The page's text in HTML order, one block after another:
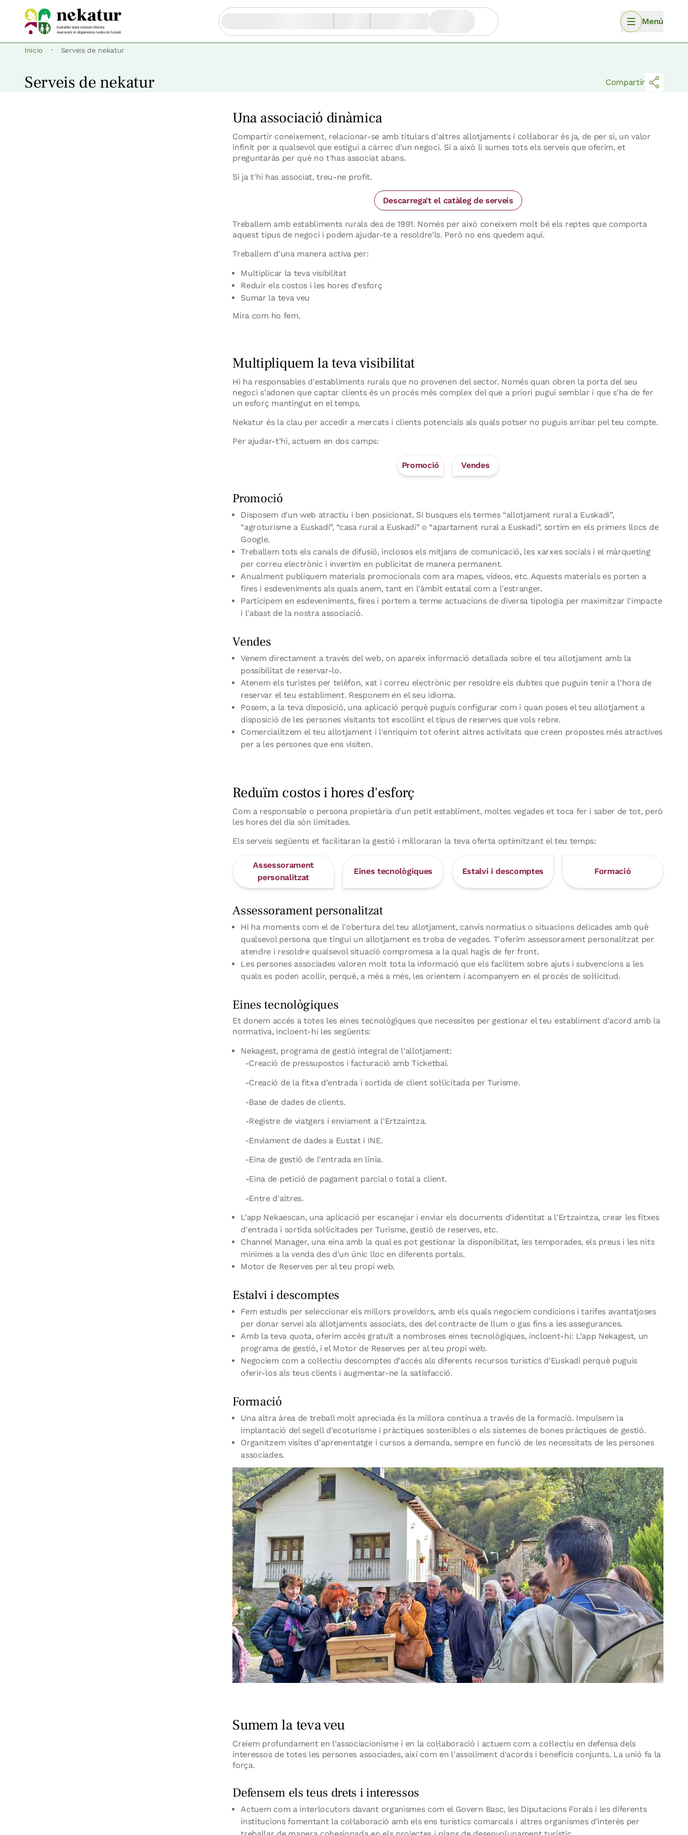
Menú
Inicio · Serveis de nekatur
Serveis de nekatur Compartir
Una associació dinàmica
Compartir coneixement, relacionar-se amb titulars d'altres allotjaments i col·laborar és ja, de per si, un valor
infinit per a qualsevol que estigui a càrrec d'un negoci. Si a això li sumes tots els serveis que oferim, et
preguntaràs per què no t'has associat abans.
Si ja t'hi has associat, treu-ne profit.
Descarrega't el catàleg de serveis
Treballem amb establiments rurals des de 1991. Només per això coneixem molt bé els reptes que comporta
aquest tipus de negoci i podem ajudar-te a resoldre'ls. Però no ens quedem aquí.
Treballem d'una manera activa per:
Multiplicar la teva visibilitat
Reduir els costos i les hores d'esforç
Sumar la teva veu
Mira com ho fem.
Multipliquem la teva visibilitat
Hi ha responsables d'establiments rurals que no provenen del sector. Només quan obren la porta del seu
negoci s'adonen que captar clients és un procés més complex del que a priori pugui semblar i que s'ha de fer
un esforç mantingut en el temps.
Nekatur és la clau per accedir a mercats i clients potencials als quals potser no puguis arribar pel teu compte.
Per ajudar-t'hi, actuem en dos camps:
Promoció Vendes
Promoció
Disposem d'un web atractiu i ben posicionat. Si busques els termes “allotjament rural a Euskadi”,
“agroturisme a Euskadi”, “casa rural a Euskadi” o “apartament rural a Euskadi”, sortim en els primers llocs de
Google.
Treballem tots els canals de difusió, inclosos els mitjans de comunicació, les xarxes socials i el màrqueting
per correu electrònic i invertim en publicitat de manera permanent.
Anualment publiquem materials promocionals com ara mapes, vídeos, etc. Aquests materials es porten a
fires i esdeveniments als quals anem, tant en l'àmbit estatal com a l'estranger.
Participem en esdeveniments, fires i portem a terme actuacions de diversa tipologia per maximitzar l'impacte
i l'abast de la nostra associació.
Vendes
Venem directament a través del web, on apareix informació detallada sobre el teu allotjament amb la
possibilitat de reservar-lo.
Atenem els turistes per telèfon, xat i correu electrònic per resoldre els dubtes que puguin tenir a l'hora de
reservar el teu establiment. Responem en el seu idioma.
Posem, a la teva disposició, una aplicació perquè puguis configurar com i quan poses el teu allotjament a
disposició de les persones visitants tot escollint el tipus de reserves que vols rebre.
Comercialitzem el teu allotjament i l'enriquim tot oferint altres activitats que creen propostes més atractives
per a les persones que ens visiten.
Reduïm costos i hores d'esforç
Com a responsable o persona propietària d'un petit establiment, moltes vegades et toca fer i saber de tot, però
les hores del dia són limitades.
Els serveis següents et facilitaran la gestió i milloraran la teva oferta optimitzant el teu temps:
Assessorament
personalitzat
Eines tecnològiques Estalvi i descomptes Formació
Assessorament personalitzat
Hi ha moments com el de l'obertura del teu allotjament, canvis normatius o situacions delicades amb què
qualsevol persona que tingui un allotjament es troba de vegades. T'oferim assessorament personalitzat per
atendre i resoldre qualsevol situació compromesa a la qual hagis de fer front.
Les persones associades valoren molt tota la informació que els facilitem sobre ajuts i subvencions a les
quals es poden acollir, perquè, a més a més, les orientem i acompanyem en el procés de sol·licitud.
Eines tecnològiques
Et donem accés a totes les eines tecnològiques que necessites per gestionar el teu establiment d'acord amb la
normativa, incloent-hi les següents:
Nekagest, programa de gestió integral de l'allotjament:
Creació de pressupostos i facturació amb Ticketbai.
Creació de la fitxa d'entrada i sortida de client sol·licitada per Turisme.
Base de dades de clients.
Registre de viatgers i enviament a l'Ertzaintza.
Enviament de dades a Eustat i INE.
Eina de gestió de l'entrada en línia.
Eina de petició de pagament parcial o total a client.
Entre d'altres.
L'app Nekaescan, una aplicació per escanejar i enviar els documents d'identitat a l'Ertzaintza, crear les fitxes
d'entrada i sortida sol·licitades per Turisme, gestió de reserves, etc.
Channel Manager, una eina amb la qual es pot gestionar la disponibilitat, les temporades, els preus i les nits
mínimes a la venda des d'un únic lloc en diferents portals.
Motor de Reserves per al teu propi web.
Estalvi i descomptes
Fem estudis per seleccionar els millors proveïdors, amb els quals negociem condicions i tarifes avantatjoses
per donar servei als allotjaments associats, des del contracte de llum o gas fins a les assegurances.
Amb la teva quota, oferim accés gratuït a nombroses eines tecnològiques, incloent-hi: L'app Nekagest, un
programa de gestió, i el Motor de Reserves per al teu propi web.
Negociem com a col·lectiu descomptes d'accés als diferents recursos turístics d'Euskadi perquè puguis
oferir-los als teus clients i augmentar-ne la satisfacció.
Formació
Una altra àrea de treball molt apreciada és la millora contínua a través de la formació. Impulsem la
implantació del segell d'ecoturisme i pràctiques sostenibles o els sistemes de bones pràctiques de gestió.
Organitzem visites d'aprenentatge i cursos a demanda, sempre en funció de les necessitats de les persones
associades.
Sumem la teva veu
Creiem profundament en l'associacionisme i en la col·laboració i actuem com a col·lectiu en defensa dels
interessos de totes les persones associades, així com en l'assoliment d'acords i beneficis conjunts. La unió fa la
força.
Defensem els teus drets i interessos
Actuem com a interlocutors davant organismes com el Govern Basc, les Diputacions Forals i les diferents
institucions fomentant la col·laboració amb els ens turístics comarcals i altres organismes d'interès per